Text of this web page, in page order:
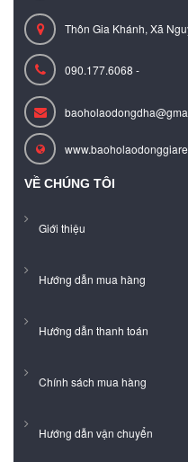
Thôn Gia Khánh, Xã
090.177.6068 -
VỀ CHÚNG TÔI
Giới thiệu
Hướng dẫn mua hàng
Hướng dẫn thanh toán
Chính sách mua hàng
Hướng dẫn vận chuyển